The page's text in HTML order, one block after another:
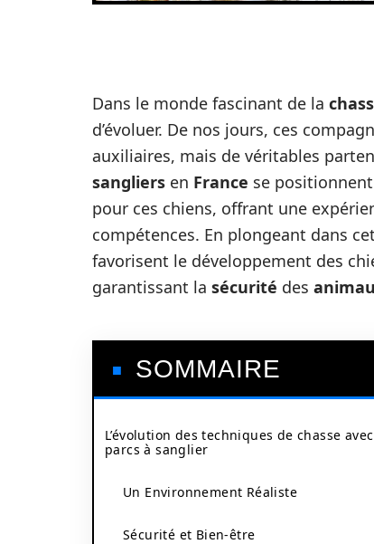
Dans le monde fascinant de la
d’évoluer. De nos jours, ces
auxiliaires, mais de véritables
sangliers en France se
pour ces chiens, offrant une
compétences. En plongeant dans
favorisent le développement des
garantissant la sécurité des
SOMMAIRE
L’évolution des techniques de chasse
parcs à sanglier
Un Environnement Réaliste
Sécurité et Bien-être